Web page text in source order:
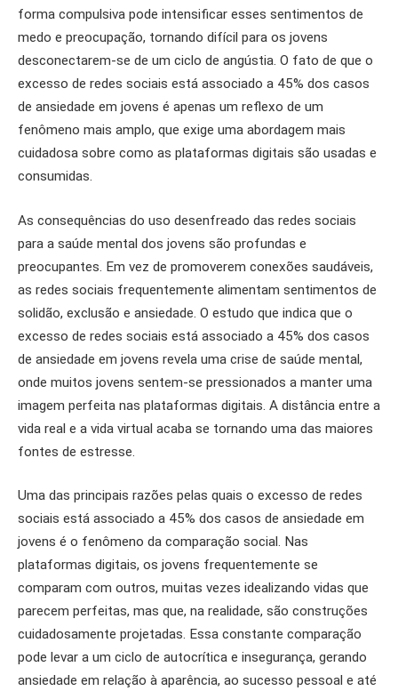
forma compulsiva pode intensificar esses sentimentos de
medo e preocupação, tornando difícil para os jovens
desconectarem-se de um ciclo de angústia. O fato de que o
excesso de redes sociais está associado a 45% dos casos
de ansiedade em jovens é apenas um reflexo de um
fenômeno mais amplo, que exige uma abordagem mais
cuidadosa sobre como as plataformas digitais são usadas e
consumidas.
As consequências do uso desenfreado das redes sociais
para a saúde mental dos jovens são profundas e
preocupantes. Em vez de promoverem conexões saudáveis,
as redes sociais frequentemente alimentam sentimentos de
solidão, exclusão e ansiedade. O estudo que indica que o
excesso de redes sociais está associado a 45% dos casos
de ansiedade em jovens revela uma crise de saúde mental,
onde muitos jovens sentem-se pressionados a manter uma
imagem perfeita nas plataformas digitais. A distância entre a
vida real e a vida virtual acaba se tornando uma das maiores
fontes de estresse.
Uma das principais razões pelas quais o excesso de redes
sociais está associado a 45% dos casos de ansiedade em
jovens é o fenômeno da comparação social. Nas
plataformas digitais, os jovens frequentemente se
comparam com outros, muitas vezes idealizando vidas que
parecem perfeitas, mas que, na realidade, são construções
cuidadosamente projetadas. Essa constante comparação
pode levar a um ciclo de autocrítica e insegurança, gerando
ansiedade em relação à aparência, ao sucesso pessoal e até